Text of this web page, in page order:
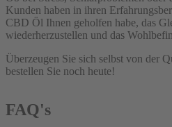
Kunden haben in ihren
CBD Öl Ihnen geholfen habe, das
wiederherzustellen und das
Überzeugen Sie sich selbst von der
bestellen Sie noch heute!
FAQ's